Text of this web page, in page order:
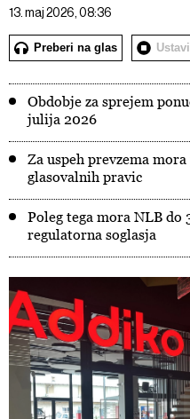
13. maj 2026, 08:36
Preberi na glas Ustavi
Obdobje za sprejem
julija 2026
Za uspeh prevzema
glasovalnih pravic
Poleg tega mora NLB do
regulatorna soglasja